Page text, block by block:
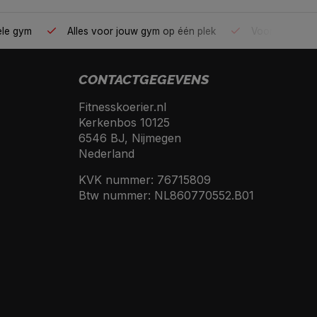
gym Alles voor jouw gym op één plek
CONTACTGEGEVENS
Fitnesskoerier.nl
Kerkenbos 10125
6546 BJ, Nijmegen
Nederland
KVK nummer: 76715809
Btw nummer: NL860770552.B01